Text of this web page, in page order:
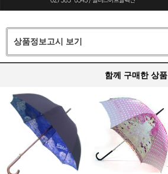
상품정보고시 보기
함께 구매한 상품